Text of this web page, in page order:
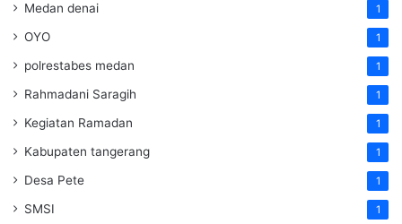
Medan denai 1
OYO 1
polrestabes medan 1
Rahmadani Saragih 1
Kegiatan Ramadan 1
Kabupaten tangerang 1
Desa Pete 1
SMSI 1